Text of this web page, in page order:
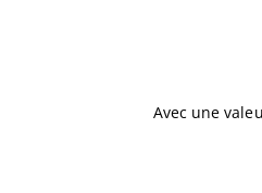
Avec une